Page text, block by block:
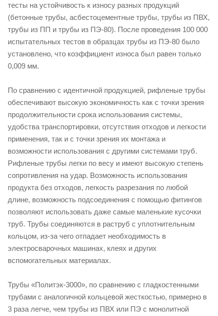
тесты на устойчивость к износу разных продукций
(бетонные трубы, асбестоцементные трубы, трубы из ПВХ,
трубы из ПП и трубы из ПЭ-80). После проведения 100 000
испытательных тестов в образцах трубы из ПЭ-80 было
установлено, что коэффициент износа был равен только
0,009 мм.
По сравнению с идентичной продукцией, рифленые трубы
обеспечивают высокую экономичность как с точки зрения
продолжительности срока использования системы,
удобства транспортировки, отсутствия отходов и легкости
применения, так и с точки зрения их монтажа и
возможности использования с другими системами труб.
Рифленые трубы легки по весу и имеют высокую степень
сопротивления на удар. Возможность использования
продукта без отходов, легкость разрезания по любой
длине, возможность подсоединения с помощью фитингов
позволяют использовать даже самые маленькие кусочки
труб. Трубы соединяются в раструб с уплотнительным
кольцом, из-за чего отпадает необходимость в
электросварочных машинах, клеях и других
вспомогательных материалах.
Трубы «Политэк-3000», по сравнению с гладкостенными
трубами с аналогичной кольцевой жесткостью, примерно в
3 раза легче, чем трубы из ПВХ или ПЭ с монолитной